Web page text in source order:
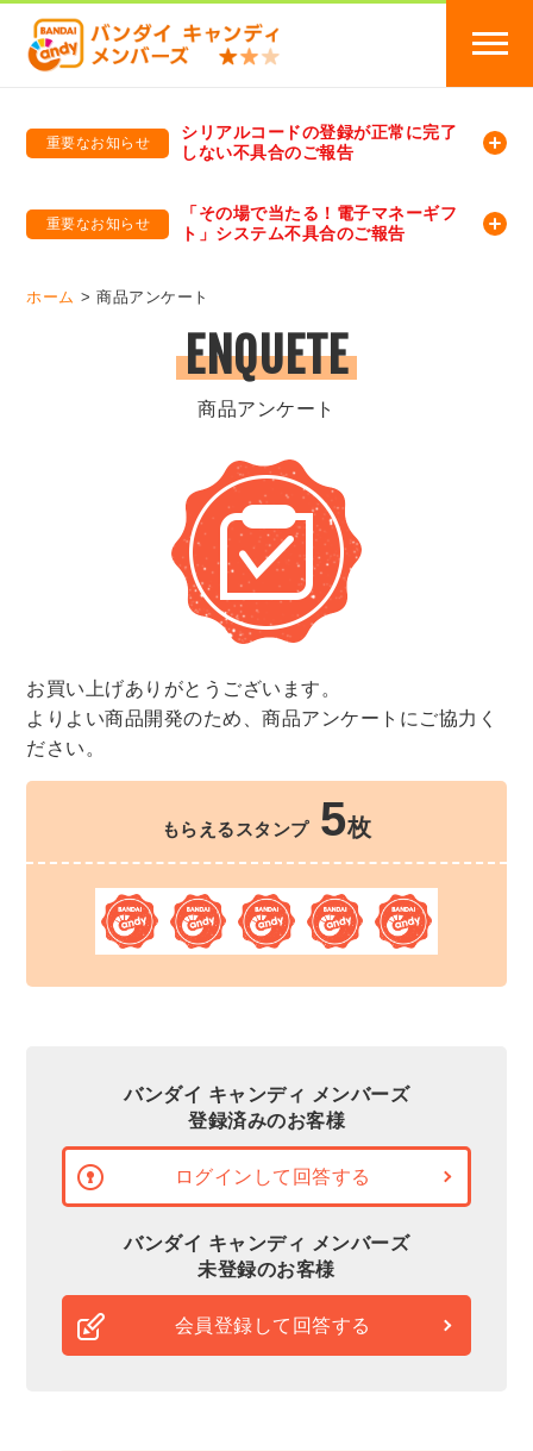
重要なお知らせ
シリアルコードの登録が正常に完了
しない不具合のご報告
重要なお知らせ
「その場で当たる！電子マネーギフ
ト」システム不具合のご報告
ホーム 商品アンケート
ENQUETE
商品アンケート
お買い上げありがとうございます。
よりよい商品開発のため、商品アンケートにご協力く
ださい。
もらえるスタンプ 5枚
バンダイ キャンディ メンバーズ
登録済みのお客様
ログインして回答する
バンダイ キャンディ メンバーズ
未登録のお客様
会員登録して回答する